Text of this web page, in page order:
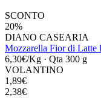
SCONTO
20%
DIANO CASEARIA
Mozzarella Fior di Latte
6,30€/Kg · Qta 300 g
VOLANTINO
1,89€
2,38€